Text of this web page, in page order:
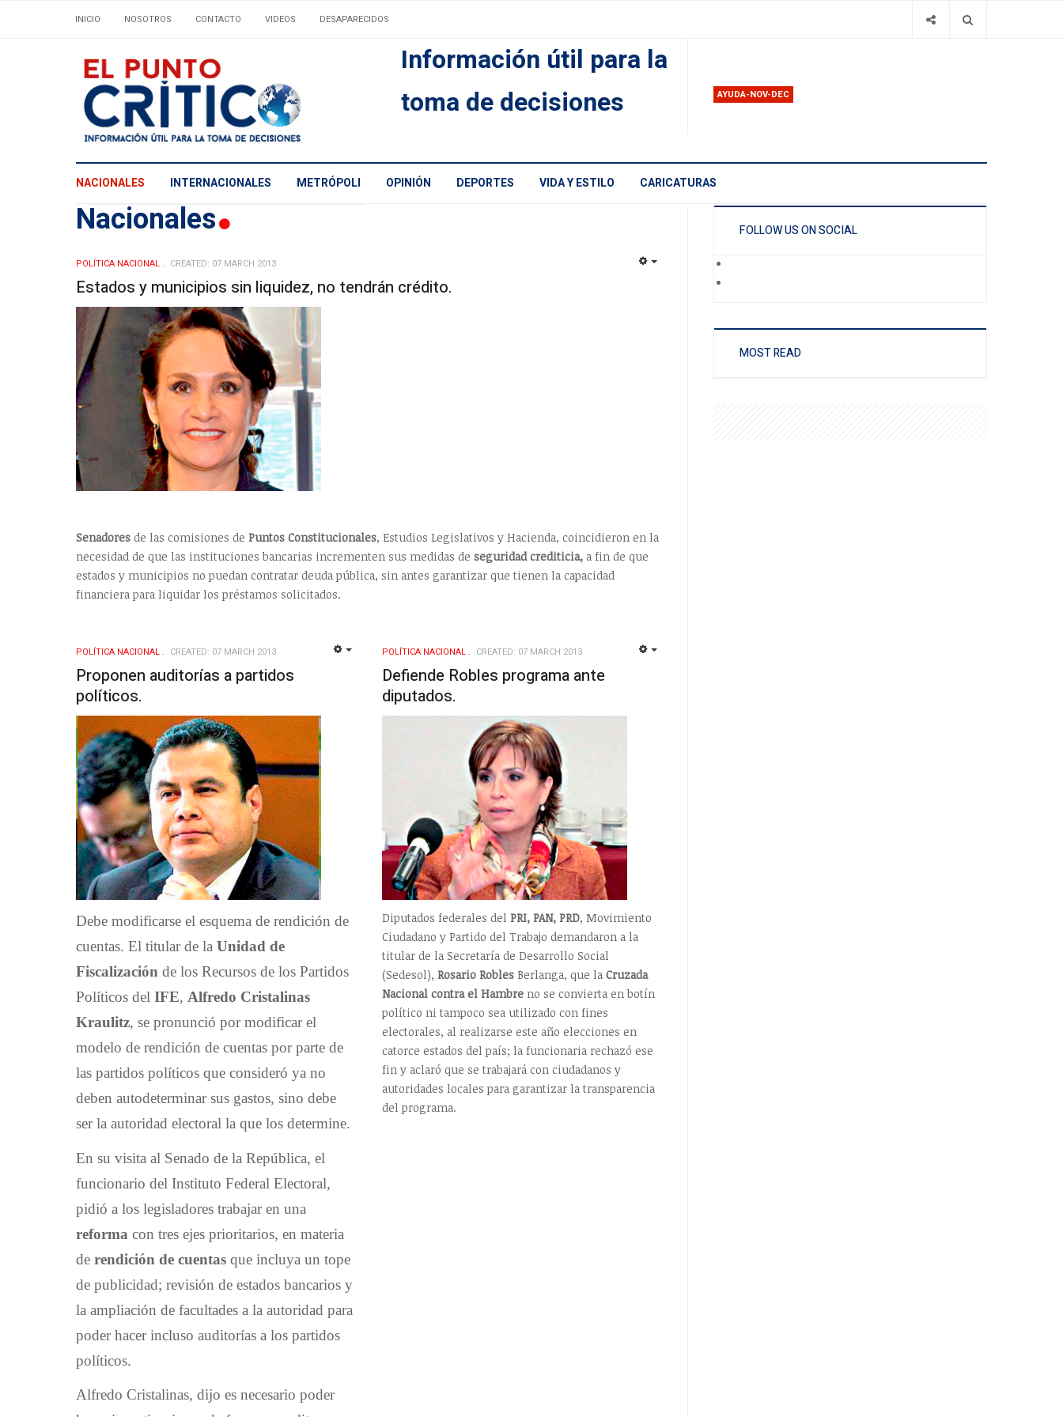
INICIO NOSOTROS CONTACTO VIDEOS DESAPARECIDOS
Información útil para la
toma de decisiones
AYUDA-NOV-DEC
NACIONALES INTERNACIONALES METRÓPOLI OPINIÓN DEPORTES VIDA Y ESTILO CARICATURAS
Nacionales
POLÍ­TICA NACIONAL CREATED: 07 MARCH 2013
Estados y municipios sin liquidez, no tendrán crédito.
Senadores de las comisiones de Puntos Constitucionales, Estudios Legislativos y Hacienda, coincidieron en la
necesidad de que las instituciones bancarias incrementen sus medidas de seguridad crediticia, a fin de que
estados y municipios no puedan contratar deuda pública, sin antes garantizar que tienen la capacidad
financiera para liquidar los préstamos solicitados.
POLÍ­TICA NACIONAL CREATED: 07 MARCH 2013
Proponen auditorías a partidos
políticos.
Debe modificarse el esquema de rendición de
cuentas. El titular de la Unidad de
Fiscalización de los Recursos de los Partidos
Políticos del IFE, Alfredo Cristalinas
Kraulitz, se pronunció por modificar el
modelo de rendición de cuentas por parte de
las partidos políticos que consideró ya no
deben autodeterminar sus gastos, sino debe
ser la autoridad electoral la que los determine.
En su visita al Senado de la República, el
funcionario del Instituto Federal Electoral,
pidió a los legisladores trabajar en una
reforma con tres ejes prioritarios, en materia
de rendición de cuentas que incluya un tope
de publicidad; revisión de estados bancarios y
la ampliación de facultades a la autoridad para
poder hacer incluso auditorías a los partidos
políticos.
Alfredo Cristalinas, dijo es necesario poder
POLÍ­TICA NACIONAL CREATED: 07 MARCH 2013
Defiende Robles programa ante
diputados.
Diputados federales del PRI, PAN, PRD, Movimiento
Ciudadano y Partido del Trabajo demandaron a la
titular de la Secretaría de Desarrollo Social
(Sedesol), Rosario RoblesBerlanga, que la Cruzada
Nacional contra el Hambreno se convierta en botín
político ni tampoco sea utilizado con fines
electorales, al realizarse este año elecciones en
catorce estados del país; la funcionaria rechazó ese
fin y aclaró que se trabajará con ciudadanos y
autoridades locales para garantizar la transparencia
del programa.
FOLLOW US ON SOCIAL
MOST READ